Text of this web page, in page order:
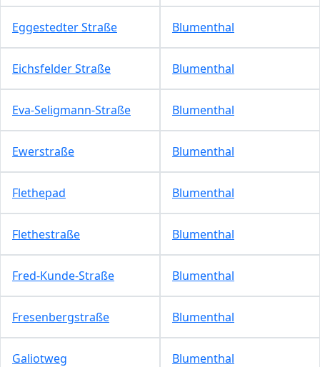
Eggestedter Straße Blumenthal
Eichsfelder Straße Blumenthal
Eva-Seligmann-Straße Blumenthal
Ewerstraße Blumenthal
Flethepad Blumenthal
Flethestraße Blumenthal
Fred-Kunde-Straße Blumenthal
Fresenbergstraße Blumenthal
Galiotweg Blumenthal